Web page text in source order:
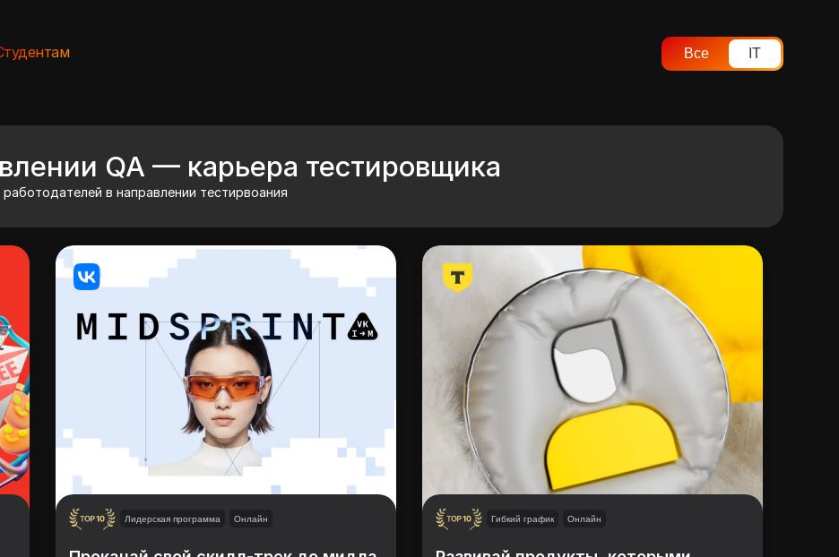
Все IT
QA — карьера тестировщика
в направлении тестирвоания
Лидерская программа Онлайн Гибкий график Онлайн